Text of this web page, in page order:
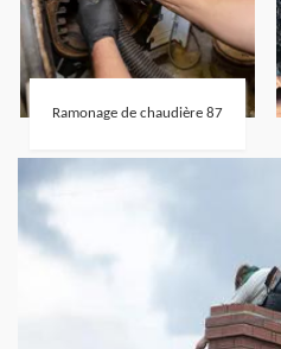
Ramonage de chaudière 87